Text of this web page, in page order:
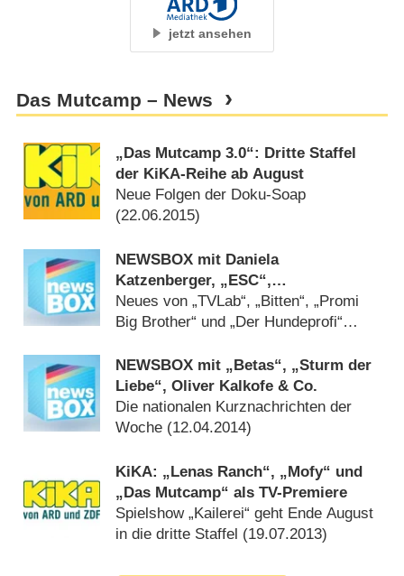
jetzt ansehen
Das Mutcamp – News
„Das Mutcamp 3.0“: Dritte Staffel
der KiKA-Reihe ab August
Neue Folgen der Doku-Soap
(22.06.2015)
NEWSBOX mit Daniela
Katzenberger, „ESC“,
„Ausgerechnet Alaska“ und Co.
Neues von „TVLab“, „Bitten“, „Promi
Big Brother“ und „Der Hundeprofi“
NEWSBOX mit „Betas“, „Sturm der
Liebe“, Oliver Kalkofe & Co.
Die nationalen Kurznachrichten der
Woche (12.04.2014)
KiKA: „Lenas Ranch“, „Mofy“ und
„Das Mutcamp“ als TV-Premiere
Spielshow „Kailerei“ geht Ende August
in die dritte Staffel (19.07.2013)